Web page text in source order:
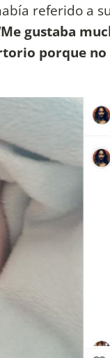
referido a
gustaba
porque